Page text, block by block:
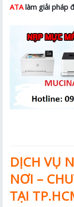
ATAlàm giải pháp
DỊCH VỤ
NƠI –
TẠI